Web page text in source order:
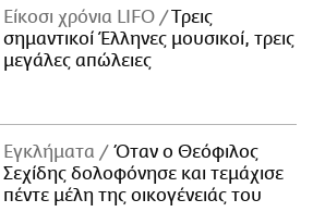
Είκοσι χρόνια LIFO
Tρεις
σημαντικοί Έλληνες μουσικοί, τρεις
μεγάλες απώλειες
Εγκλήματα
Όταν ο Θεόφιλος
Σεχίδης δολοφόνησε και τεμάχισε
πέντε μέλη της οικογένειάς του